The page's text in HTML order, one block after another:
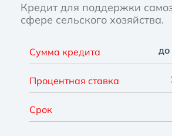
Кредит для поддержки
сфере сельского хозяйства.
Сумма кредита до
Процентная ставка
Срок